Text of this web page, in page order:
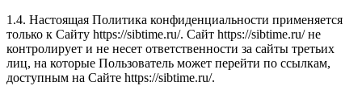
1.4. Настоящая Политика конфиденциальности применяется
только к Сайту https://sibtime.ru/. Сайт https://sibtime.ru/ не
контролирует и не несет ответственности за сайты третьих
лиц, на которые Пользователь может перейти по ссылкам,
доступным на Сайте https://sibtime.ru/.